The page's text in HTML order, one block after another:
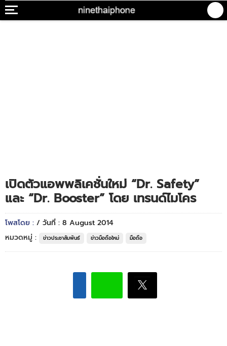
เปิดตัวแอพพลิเคชั่นใหม่ “Dr. Safety”
และ “Dr. Booster” โดย เทรนด์ไมโคร
โพสโดย : / วันที่ : 8 August 2014
หมวดหมู่ :
ข่าวประชาสัมพันธ์ ข่าวมือถือใหม่ มือถือ